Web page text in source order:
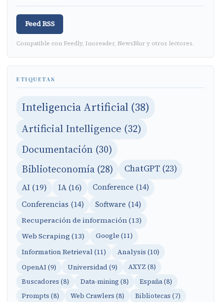
Feed RSS
Compatible con Feedly, Inoreader, NewsBlur y otros lectores.
ETIQUETAS
Inteligencia Artificial (38)
Artificial Intelligence (32)
Documentación (30)
Biblioteconomía (28) ChatGPT (23)
AI (19) IA (16)
Conference (14)
Conferencias (14)
Software (14)
Recuperación de información (13)
Web Scraping (13)
Google (11)
Information Retrieval (11)
Analysis (10)
OpenAI (9) Universidad (9)
AXYZ (8)
Buscadores (8)
Data-mining (8)
España (8)
Prompts (8)
Web Crawlers (8)
Bibliotecas (7)